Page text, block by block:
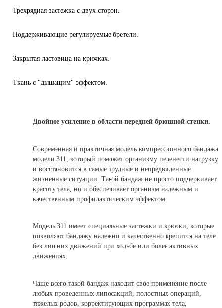
Трехрядная застежка с двух сторон.
Поддерживающие регулируемые бретели.
Закрытая ластовица на крючках.
Ткань с "дышащим" эффектом.
Двойное усиление в области передней брюшной стенки.
Современная и практичная модель компрессионного бандажа
модели 311, который поможет организму перенести нагрузку
и восстановится в самые трудные и непредвиденные
жизненные ситуации. Такой бандаж не просто подчеркивает
красоту тела, но и обеспечивает организм надежным и
качественным профилактическим эффектом.
Модель 311 имеет специальные застежки и крючки, которые
позволяют бандажу надежно и качественно крепится на теле
без лишних движений при ходьбе или более активных
движениях.
Чаще всего такой бандаж находит свое применение после
любых проведенных липосакций, полостных операций,
тяжелых родов, корректирующих программах тела,